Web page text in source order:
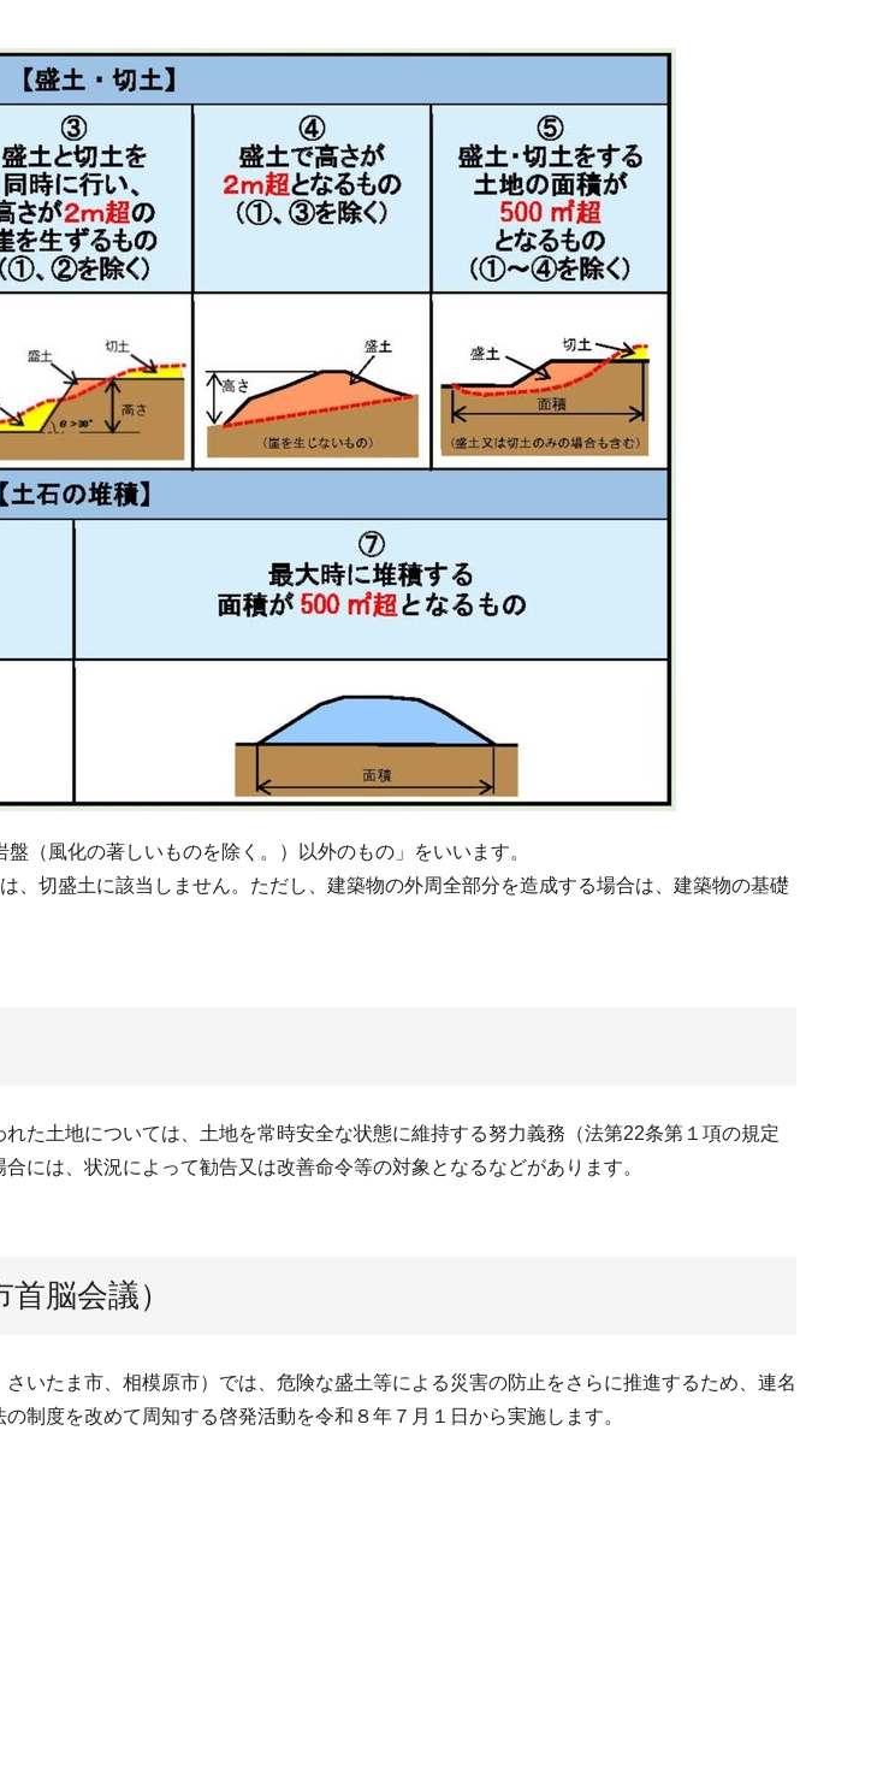
風化の著しいものを除く。）以外のもの」をいいます。
切盛土に該当しません。ただし、建築物の外周全部分を造成する場合は、建築物の基礎
た土地については、土地を常時安全な状態に維持する努力義務（法第22条第１項の規定
には、状況によって勧告又は改善命令等の対象となるなどがあります。
脳会議）
いたま市、相模原市）では、危険な盛土等による災害の防止をさらに推進するため、連名
制度を改めて周知する啓発活動を令和８年７月１日から実施します。